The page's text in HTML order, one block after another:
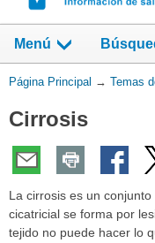
Menú
Mostrar
campo
de
Usted
aquí:
Página Principal → Temas
Cirrosis
La cirrosis es un
cicatricial se forma por
tejido no puede hacer lo